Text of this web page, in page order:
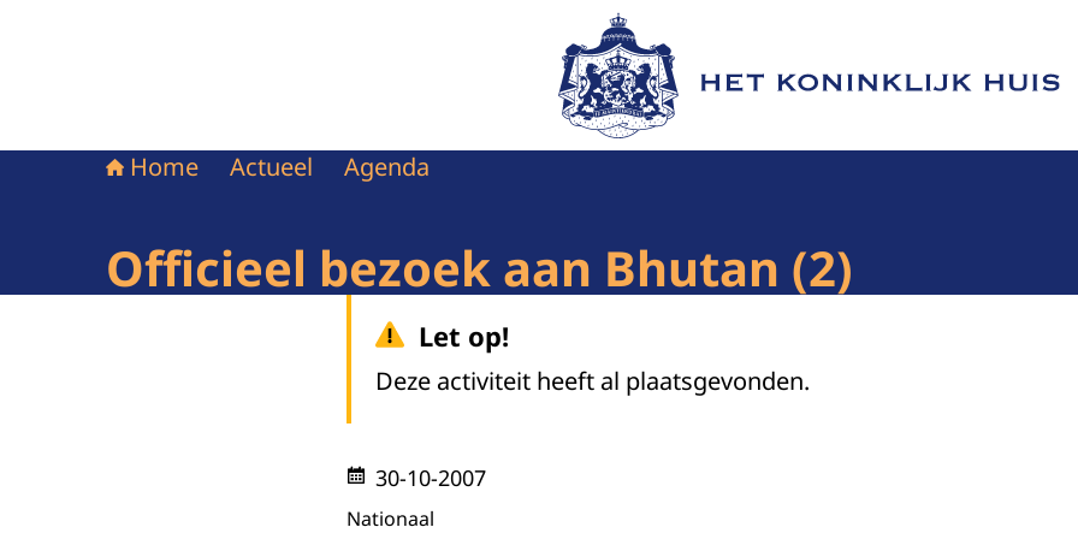
Naar de homepage van Het Koninklijk Huis
Home Actueel Agenda
Officieel bezoek aan Bhutan (2)
Let op!
Deze activiteit heeft al plaatsgevonden.
30-10-2007
Nationaal